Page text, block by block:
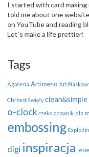
I started with card
told me about one
on YouTube and reading
Let`s make a life prettier!
Tags
Agateria Artimeno Art
Chrzest Święty clean&simple
o-clock czekoladownik dla
embossing
digi inspiracja